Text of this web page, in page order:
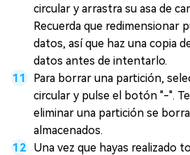
circular y arrastra su asa de
Recuerda que redimensionar
datos, así que haz una copia
datos antes de intentarlo.
Para borrar una partición,
circular y pulse el botón "-".
eliminar una partición se
almacenados.
Una vez que hayas realizado